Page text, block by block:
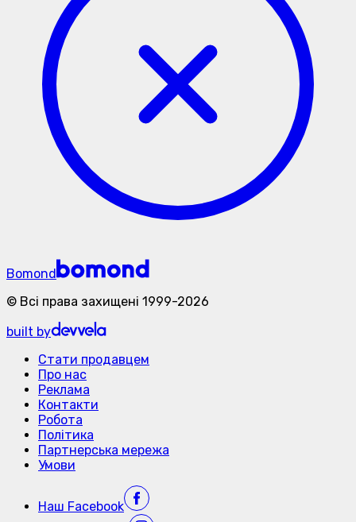
Bomond
© Всі права захищені 1999-2026
built by
Стати продавцем
Про нас
Реклама
Контакти
Робота
Політика
Партнерська мережа
Умови
Наш Facebook